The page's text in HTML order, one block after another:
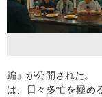
編』が公開された。
は、日々多忙を極め